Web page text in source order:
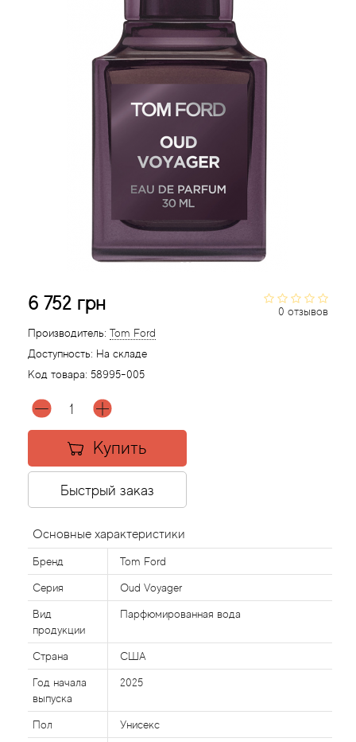
0 отзывов
6 752 грн
Производитель: Tom Ford
Доступность: На складе
Код товара: 58995-005
Купить
Быстрый заказ
Основные характеристики
Бренд Tom Ford
Серия Oud Voyager
Вид
продукции
Парфюмированная вода
Страна США
Год начала
выпуска
2025
Пол Унисекс
Acqua di Sardegna
Aedes de Venustas
Agatha Ruiz de la Prada
Agent Provocateur
Agonist
Aigner
Aj Arabia (Widian)
Al Haramain
Al Jazeera
Alaia Paris
Alexander McQueen
Alexandre Barthet